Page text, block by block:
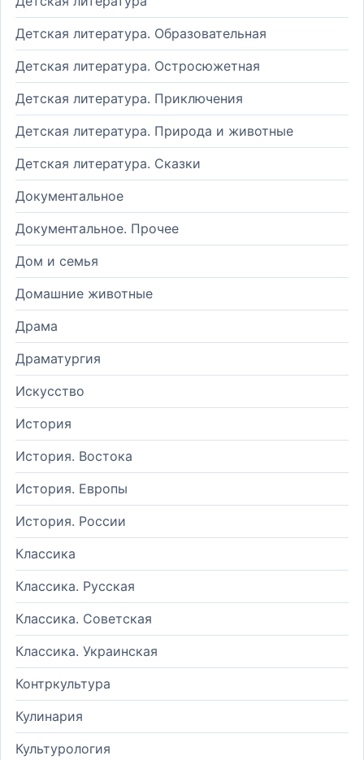
Детская литература. Образовательная
Детская литература. Остросюжетная
Детская литература. Приключения
Детская литература. Природа и животные
Детская литература. Сказки
Документальное
Документальное. Прочее
Дом и семья
Домашние животные
Драма
Драматургия
Искусство
История
История. Востока
История. Европы
История. России
Классика
Классика. Русская
Классика. Советская
Классика. Украинская
Контркультура
Кулинария
Культурология